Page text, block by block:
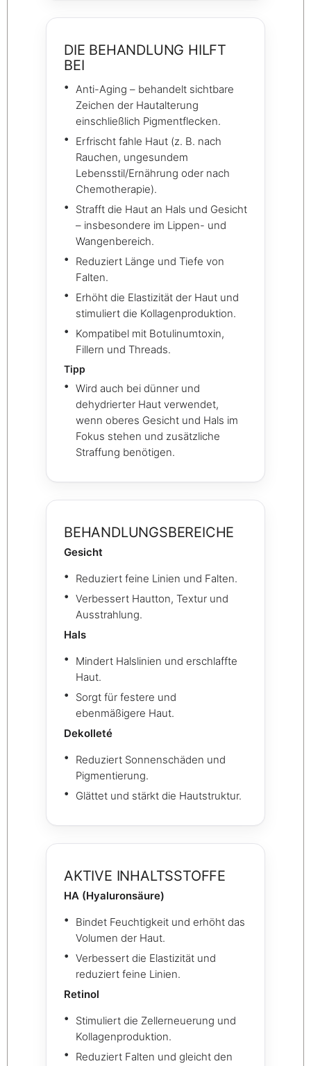
DIE BEHANDLUNG HILFT
BEI
Anti-Aging – behandelt sichtbare
Zeichen der Hautalterung
einschließlich Pigmentflecken.
Erfrischt fahle Haut (z. B. nach
Rauchen, ungesundem
Lebensstil/Ernährung oder nach
Chemotherapie).
Strafft die Haut an Hals und Gesicht
– insbesondere im Lippen- und
Wangenbereich.
Reduziert Länge und Tiefe von
Falten.
Erhöht die Elastizität der Haut und
stimuliert die Kollagenproduktion.
Kompatibel mit Botulinumtoxin,
Fillern und Threads.
Tipp
Wird auch bei dünner und
dehydrierter Haut verwendet,
wenn oberes Gesicht und Hals im
Fokus stehen und zusätzliche
Straffung benötigen.
BEHANDLUNGSBEREICHE
Gesicht
Reduziert feine Linien und Falten.
Verbessert Hautton, Textur und
Ausstrahlung.
Hals
Mindert Halslinien und erschlaffte
Haut.
Sorgt für festere und
ebenmäßigere Haut.
Dekolleté
Reduziert Sonnenschäden und
Pigmentierung.
Glättet und stärkt die Hautstruktur.
AKTIVE INHALTSSTOFFE
HA (Hyaluronsäure)
Bindet Feuchtigkeit und erhöht das
Volumen der Haut.
Verbessert die Elastizität und
reduziert feine Linien.
Retinol
Stimuliert die Zellerneuerung und
Kollagenproduktion.
Reduziert Falten und gleicht den